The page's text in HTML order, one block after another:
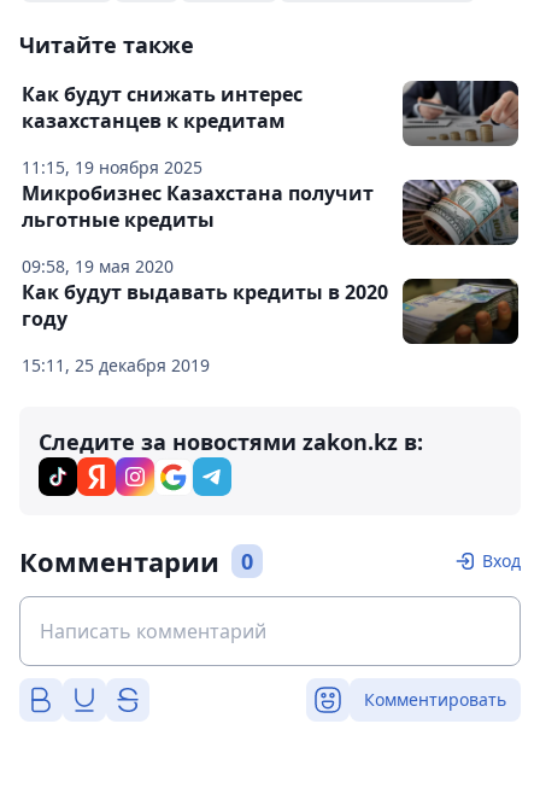
Читайте также
11:15, 19 ноября 2025
Как будут снижать интерес
казахстанцев к кредитам
09:58, 19 мая 2020
Микробизнес Казахстана получит
льготные кредиты
15:11, 25 декабря 2019
Как будут выдавать кредиты в 2020
году
Следите за новостями zakon.kz в:
Комментарии 0 Вход
Комментировать